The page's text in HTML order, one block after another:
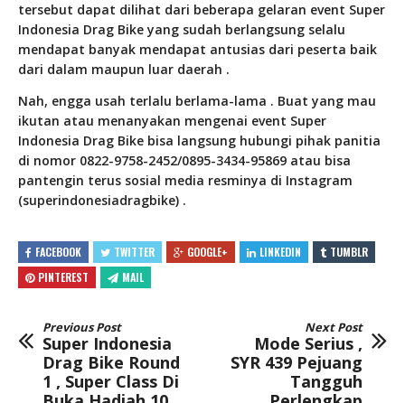
tersebut dapat dilihat dari beberapa gelaran event Super
Indonesia Drag Bike yang sudah berlangsung selalu
mendapat banyak mendapat antusias dari peserta baik
dari dalam maupun luar daerah .
Nah, engga usah terlalu berlama-lama . Buat yang mau
ikutan atau menanyakan mengenai event Super
Indonesia Drag Bike bisa langsung hubungi pihak panitia
di nomor 0822-9758-2452/0895-3434-95869 atau bisa
pantengin terus sosial media resminya di Instagram
(superindonesiadragbike) .
FACEBOOK TWITTER GOOGLE+ LINKEDIN
TUMBLR
PINTEREST
MAIL
Previous Post
Super Indonesia
Drag Bike Round
1 , Super Class Di
Next Post
Mode Serius ,
SYR 439 Pejuang
Tangguh